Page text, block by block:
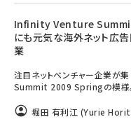
Infinity Venture Summit
にも元気な海外ネット広
業
注目ネットベンチャー企業が
Summit 2009 Springの模様
堀田 有利江 (Yurie